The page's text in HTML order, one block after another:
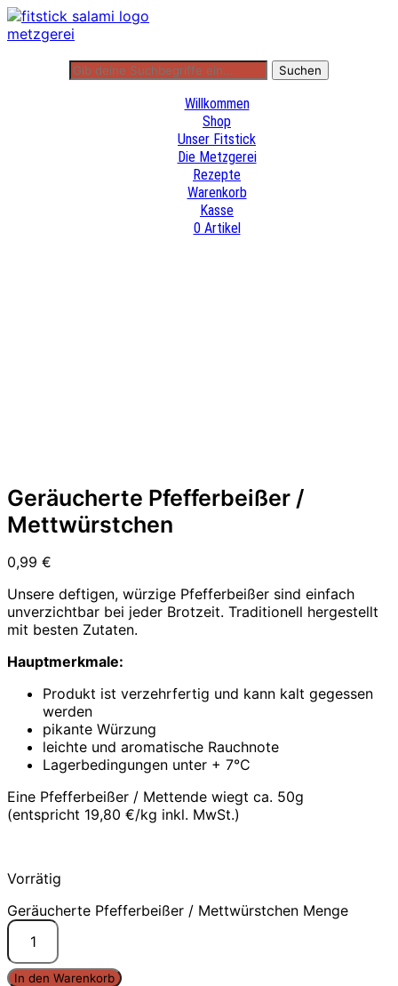
Willkommen
Shop
Unser Fitstick
Die Metzgerei
Rezepte
Warenkorb
Kasse
0 Artikel
Geräucherte Pfefferbeißer /
Mettwürstchen
0,99 €
Unsere deftigen, würzige Pfefferbeißer sind einfach
unverzichtbar bei jeder Brotzeit. Traditionell hergestellt
mit besten Zutaten.
Hauptmerkmale:
Produkt ist verzehrfertig und kann kalt gegessen
werden
pikante Würzung
leichte und aromatische Rauchnote
Lagerbedingungen unter + 7°C
Eine Pfefferbeißer / Mettende wiegt ca. 50g
(entspricht 19,80 €/kg inkl. MwSt.)
Vorrätig
Geräucherte Pfefferbeißer / Mettwürstchen Menge
In den Warenkorb